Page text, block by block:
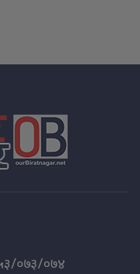
०७३/०७४